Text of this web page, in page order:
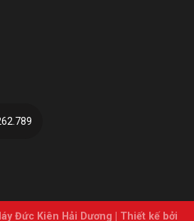
Đức Kiên Hải Dương Thiết kế bởi